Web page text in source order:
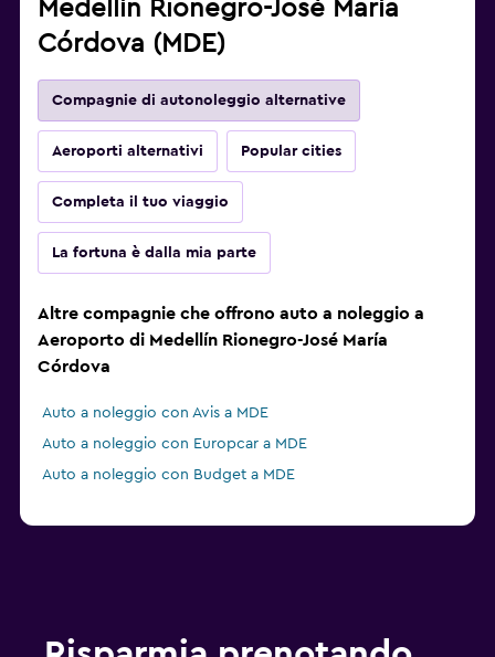
Medellín Rionegro-José María
Córdova (MDE)
Compagnie di autonoleggio alternative
Aeroporti alternativi Popular cities
Completa il tuo viaggio
La fortuna è dalla mia parte
Altre compagnie che offrono auto a noleggio a
Aeroporto di Medellín Rionegro-José María
Córdova
Auto a noleggio con Avis a MDE
Auto a noleggio con Europcar a MDE
Auto a noleggio con Budget a MDE